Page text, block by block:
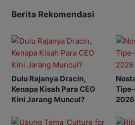
Berita Rekomendasi
Dulu Rajanya Dracin,
Kenapa Kisah Para CEO
Kini Jarang Muncul?